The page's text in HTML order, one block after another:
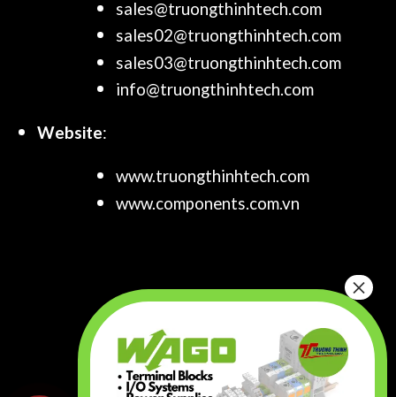
sales@truongthinhtech.com
sales02@truongthinhtech.com
sales03@truongthinhtech.com
info@truongthinhtech.com
Website:
www.truongthinhtech.com
www.components.com.vn